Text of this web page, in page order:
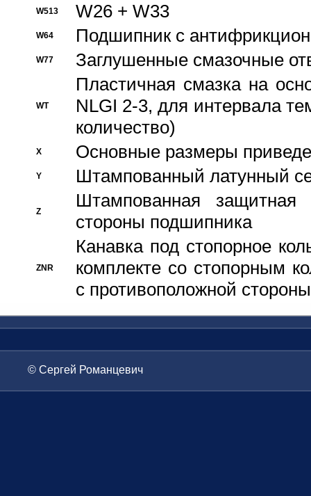
W513 W26 + W33
W64 Подшипник с
W77 Заглушенные смазочные
WT
Пластичная смазка на
NLGI 2-3, для интервала
количество)
X Основные размеры
Y Штампованный латунный
Z
Штампованная
стороны подшипника
ZNR
Канавка под стопорное
комплекте со стопорным
с противоположной стороны
© Сергей Романцевич